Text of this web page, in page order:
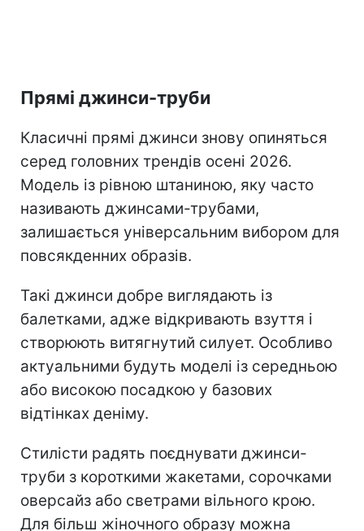
Прямі джинси-труби
Класичні прямі джинси знову опиняться
серед головних трендів осені 2026.
Модель із рівною штаниною, яку часто
називають джинсами-трубами,
залишається універсальним вибором для
повсякденних образів.
Такі джинси добре виглядають із
балетками, адже відкривають взуття і
створюють витягнутий силует. Особливо
актуальними будуть моделі із середньою
або високою посадкою у базових
відтінках деніму.
Стилісти радять поєднувати джинси-
труби з короткими жакетами, сорочками
оверсайз або светрами вільного крою.
Для більш жіночного образу можна